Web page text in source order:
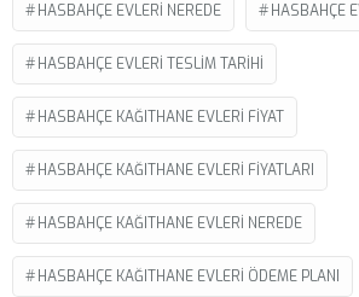
HASBAHÇE EVLERI NEREDE HASBAHÇE
HASBAHÇE EVLERI TESLIM TARIHI
HASBAHÇE KAĞITHANE EVLERI FIYAT
HASBAHÇE KAĞITHANE EVLERI FIYATLARI
HASBAHÇE KAĞITHANE EVLERI NEREDE
HASBAHÇE KAĞITHANE EVLERI ÖDEME PLANI